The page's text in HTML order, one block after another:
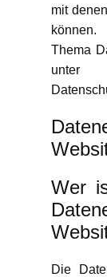
mit
können.
Thema
unter
Wer
Die